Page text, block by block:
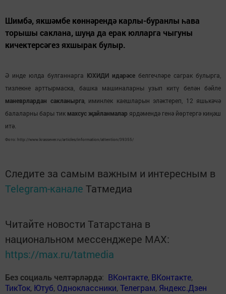
Шимбә, якшәмбе көннәрендә карлы-буранлы һава
торышы саклана, шуңа да ерак юлларга чыгуны
кичектерсәгез яхшырак булыр.
Ә инде юлда булганнарга ЮХИДИ идарәсе белгечләре саграк булырга,
тизлекне арттырмаска, башка машиналарны узып китү белән бәйле
маневрлардан сакланырга, иминлек каешларын эләктереп, 12 яшькәчә
балаларны бары тик махсус җайланмалар ярдәмендә генә йөртергә киңәш
итә.
Фото: http://www.krassever.ru/articles/information/attention/39355/
Следите за самым важным и интересным в
Telegram-канале Татмедиа
Читайте новости Татарстана в
национальном мессенджере MАХ:
https://max.ru/tatmedia
Без социаль челтәрләрдә: ВКонтакте, ВКонтакте,
ТикТок, Ютуб, Одноклассники,Телеграм, Яндекс.Дзен